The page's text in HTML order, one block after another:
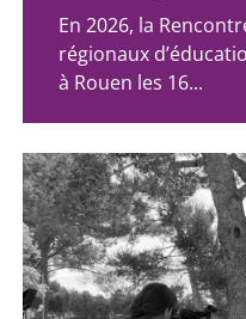
En 2026, la
régionaux
à Rouen les 16...